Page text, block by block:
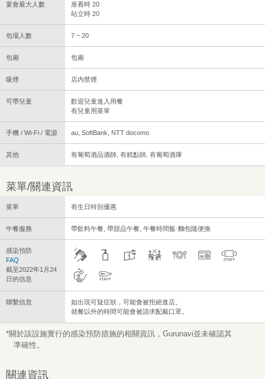
宴會最大人數
座着時 20
站立時 20
包場人數 7 ~ 20
包廂 包廂
吸煙 店内禁煙
可帶兒童
歡迎兒童進入用餐
有兒童用菜單
手機 / Wi-Fi / 電源 au, SoftBank, NTT docomo
其他 有葡萄酒品酒師, 有糕點師, 有葡萄酒庫
菜單/關連資訊
菜單 有生日特別優惠
午餐服務 帶飲料午餐, 帶甜品午餐, 午餐時間飯·麵包隨便換
感染預防
FAQ
截至2022年1月24
日的信息
聯繫信息
如出現可疑症狀，可能會被拒絕進店。
就餐以外的時間可能會被請求配戴口罩。
*關於該設施實行的感染預防措施的相關資訊，Gurunavi並未確認其
準確性。
關連資訊